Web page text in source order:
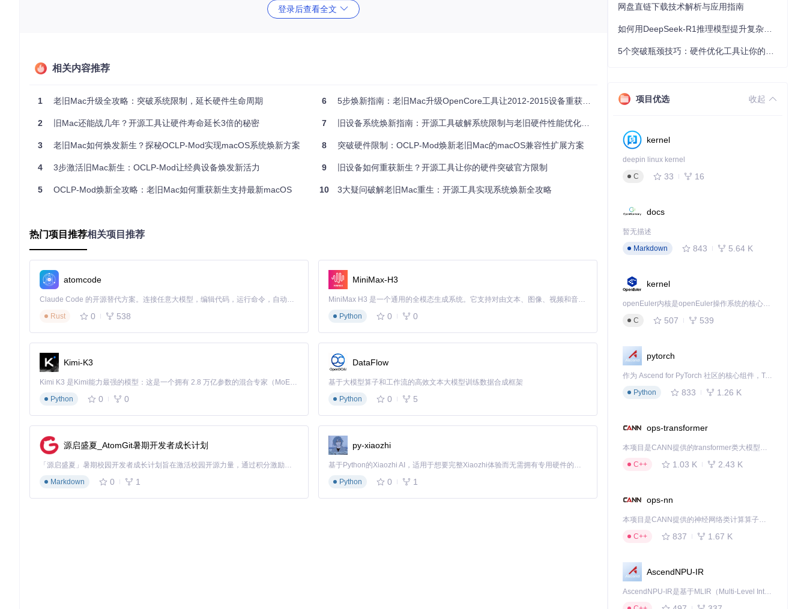
：(硬件性能×0.3)+(物理状况×0.25)+(软件需求×0.2)+(升级成本×0.15)+(使用年限×0.1)
：总分≥3.5分建议升级；2.5-3.4分视具体需求决定；<2.5分建议淘汰
功能锁定：无法使用Sidecar、Universal Control等新功能
性能瓶颈
：未针对旧硬件优化的新系统可能导致运行缓慢
成本-收益比分析框架
方案
初始成本 时间投入 预期寿命延长
环保价值
更换新机
8000-15000元 0.5小时 5-6年
决策指引：对于硬件基础尚可（至少4GB内存+64GB存储）的设备，系统升级是性价比最高的选择；若设备已升级SSD和内存，可进一步延长使用周期。
设备适配度评估矩阵
设备年份
适配难度
MacBookPro5,1 macOS Catalina 32位EFI固件限制
★★★★☆
MacBookPro10,1
★★★☆☆
2016-2017
MacBookPro14,1 ★☆☆☆☆
决策树 ：
确定设备型号（苹果菜单>关于本机>型号标识符）
检查设备是否在OCLP支持列表内
根据设备年份选择合适的目标系统版本
评估硬件配置是否满足最低要求（至少4GB RAM，推荐8GB；至少30GB可用空间）
开源工具对比分析
工具
支持设备范围 易用性 功能完整性 社区支持
更新频率
OpenCore Legacy Patcher
高
DosDude1补丁
有限 高 基础 一般
低
登录后查看全文
相关内容推荐
1 老旧Mac升级全攻略：突破系统限制，延长硬件生命周期
2 旧Mac还能战几年？开源工具让硬件寿命延长3倍的秘密
3 老旧Mac如何焕发新生？探秘OCLP-Mod实现macOS系统焕新方案
4 3步激活旧Mac新生：OCLP-Mod让经典设备焕发新活力
5 OCLP-Mod焕新全攻略：老旧Mac如何重获新生支持最新macOS
6 5步焕新指南：老旧Mac升级OpenCore工具让2012-2015设备重获新生
7 旧设备系统焕新指南：开源工具破解系统限制与老旧硬件性能优化全攻略
8 突破硬件限制：OCLP-Mod焕新老旧Mac的macOS兼容性扩展方案
9 旧设备如何重获新生？开源工具让你的硬件突破官方限制
10 3大疑问破解老旧Mac重生：开源工具实现系统焕新全攻略
热门项目推荐相关项目推荐
atomcode
Claude Code 的开源替代方案。连接任意大模型，编辑代码，运行命令，自动验证 — 全自动执行。用 Rust 构建，极致性能。 ｜ An open-source alternative to Claude Code. Connect any LLM, edit code, run commands, and verify changes — autonomously. Built in Rust for speed. Get Started
Rust
0 538
MiniMax-H3
MiniMax H3 是一个通用的全模态生成系统。它支持对由文本、图像、视频和音频组成的多模态上下文进行统一理解，并能生成分辨率高达 2K、时长可达 15 秒的带原生立体声音频的视频。得益于面向任务泛化的系统设计，H3 在预训练阶段就已具备广泛的多模态上下文理解与生成能力，能够出色地执行复杂的多模态指令。
Python
0 0
Kimi-K3
Kimi K3 是Kimi能力最强的模型：这是一个拥有 2.8 万亿参数的混合专家（MoE）模型，具备原生视觉理解能力，并支持 100 万 token 的上下文窗口。
Python
0 0
DataFlow
基于大模型算子和工作流的高效文本大模型训练数据合成框架
Python
0 5
源启盛夏_AtomGit暑期开发者成长计划
「源启盛夏」暑期校园开发者成长计划旨在激活校园开源力量，通过积分激励、认证扶持、资源倾斜等形式，引导高校组织和开发者完成「入驻 — 建项目 — 做贡献 — 获认证 — 得资源」的完整闭环。无论你是想带领社团入驻平台的组织者，还是希望用代码贡献证明自己的开发者，都能在这里找到属于你的成长路径。
Markdown
0 1
py-xiaozhi
基于Python的Xiaozhi AI，适用于想要完整Xiaozhi体验而无需拥有专用硬件的用户。
Python
0 1
网盘直链下载技术解析与应用指南
项目优选 收起
kernel
deepin linux kernel
C
33 16
docs
暂无描述
Markdown
843 5.64 K
kernel
openEuler内核是openEuler操作系统的核心，既是系统性能与稳定性的基石，也是连接处理器、设备与服务的桥梁。
C
507 539
pytorch
作为 Ascend for PyTorch 社区的核心组件，TorchNPU 是昇腾专为 PyTorch 打造的深度学习适配插件，使 PyTorch 框架能够直接调用昇腾 NPU，为开发者提供昇腾 AI 处理器的超强算力。
Python
833 1.26 K
ops-transformer
本项目是CANN提供的transformer类大模型算子库，实现网络在NPU上加速计算。
C++
1.03 K 2.43 K
ops-nn
本项目是CANN提供的神经网络类计算算子库，实现网络在NPU上加速计算。
C++
837 1.67 K
AscendNPU-IR
AscendNPU-IR是基于MLIR（Multi-Level Intermediate Representation）构建的，面向昇腾亲和算子编译时使用的中间表示，提供昇腾完备表达能力，通过编译优化提升昇腾AI处理器计算效率，支持通过生态框架使能昇腾AI处理器与深度调优